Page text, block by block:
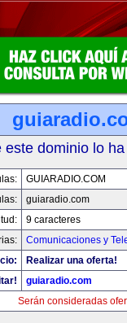
este dominio lo
GUIARADIO.COM
guiaradio.com
9 caracteres
Comunicaciones y
Realizar una oferta!
guiaradio.com
Serán consideradas